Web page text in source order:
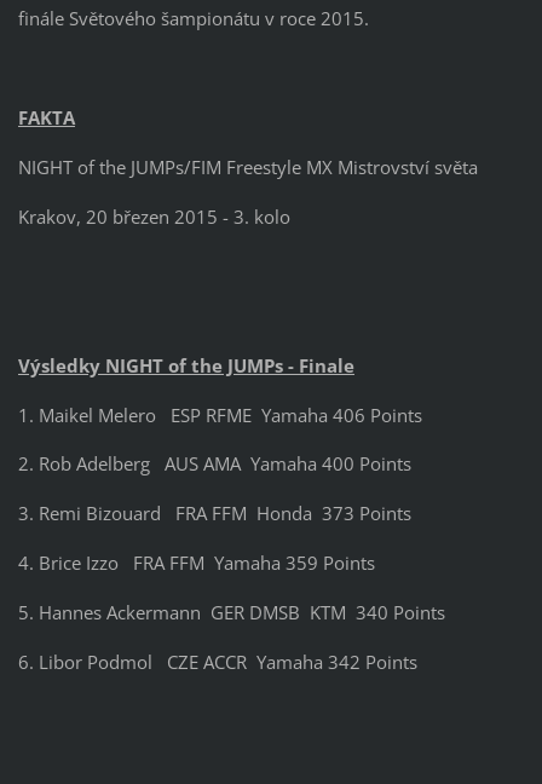
finále Světového šampionátu v roce 2015.
FAKTA
NIGHT of the JUMPs/FIM Freestyle MX Mistrovství světa
Krakov, 20 březen 2015 - 3. kolo
Výsledky NIGHT of the JUMPs - Finale
1. Maikel Melero ESP RFME Yamaha 406 Points
2. Rob Adelberg AUS AMA Yamaha 400 Points
3. Remi Bizouard FRA FFM Honda 373 Points
4. Brice Izzo FRA FFM Yamaha 359 Points
5. Hannes Ackermann GER DMSB KTM 340 Points
6. Libor Podmol CZE ACCR Yamaha 342 Points